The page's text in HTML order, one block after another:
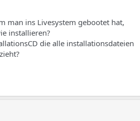
man ins Livesystem gebootet hat,
installieren?
die alle installationsdateien